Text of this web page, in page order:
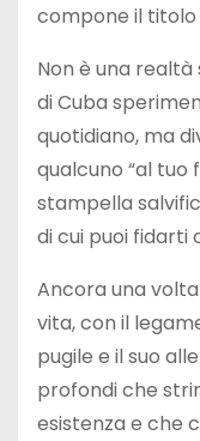
compone il titolo
Non è una
di Cuba
quotidiano, ma
qualcuno “al tuo
stampella
di cui puoi fidarti
Ancora una
vita, con il
pugile e il suo
profondi che
esistenza e che